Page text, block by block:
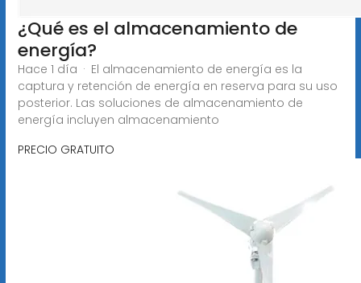
¿Qué es el almacenamiento de
energía?
Hace 1 día · El almacenamiento de energía es la
captura y retención de energía en reserva para su uso
posterior. Las soluciones de almacenamiento de
energía incluyen almacenamiento
PRECIO GRATUITO